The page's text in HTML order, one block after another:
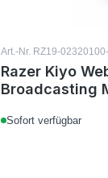
Art.-Nr. RZ19-
Razer Kiyo
Broadcasting
Sofort verfügbar